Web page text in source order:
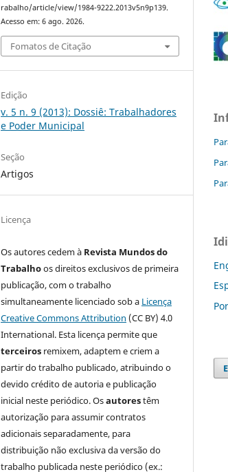
rabalho/article/view/1984-9222.2013v5n9p139.
Acesso em: 6 ago. 2026.
Fomatos de Citação
Edição
v. 5 n. 9 (2013): Dossiê: Trabalhadores
e Poder Municipal
Seção
Artigos
Licença
Os autores cedem à Revista Mundos do
Trabalhoos direitos exclusivos de primeira
publicação, com o trabalho
simultaneamente licenciado sob a Licença
Creative Commons Attribution (CC BY) 4.0
International. Esta licença permite que
terceiros remixem, adaptem e criem a
partir do trabalho publicado, atribuindo o
devido crédito de autoria e publicação
inicial neste periódico. Osautorestêm
autorização para assumir contratos
adicionais separadamente, para
distribuição não exclusiva da versão do
trabalho publicada neste periódico (ex.: